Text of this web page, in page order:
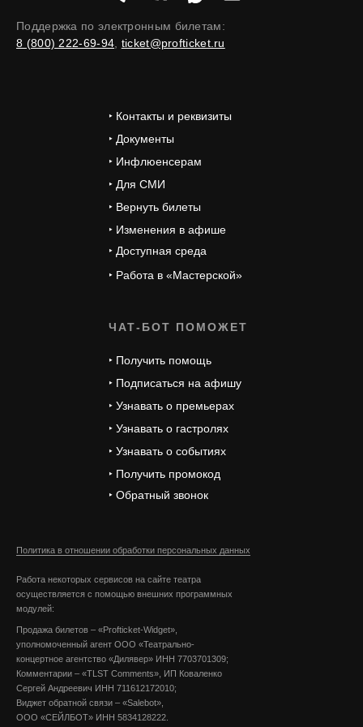
Политика в отношении обработки персональных данных
Работа некоторых сервисов на сайте театра
осуществляется с помощью внешних программных
модулей:
Продажа билетов – «Profticket-Widget»,
уполномоченный агент ООО «Театрально-
концертное агентство «Дилявер» ИНН 7703701309;
Комментарии – «TLST Comments», ИП Коваленко
Сергей Андреевич ИНН 711612172010;
Виджет обратной связи – «Salebot»,
ООО «СЕЙЛБОТ» ИНН 5834128222.
‣ Изменения в афише
‣ Работа в «Мастерской»
‣ Доступная среда
‣ Вернуть билеты
‣ Для СМИ
‣ Инфлюенсерам
‣ Документы
‣ Контакты и реквизиты
‣ Обратный звонок
‣ Получить промокод
‣ Узнавать о событиях
‣ Узнавать о гастролях
‣ Узнавать о премьерах
‣ Подписаться на афишу
‣ Получить помощь
ЧАТ-БОТ ПОМОЖЕТ
Поддержка по электронным билетам:
8 (800) 222-69-94 ticket@profticket.ru